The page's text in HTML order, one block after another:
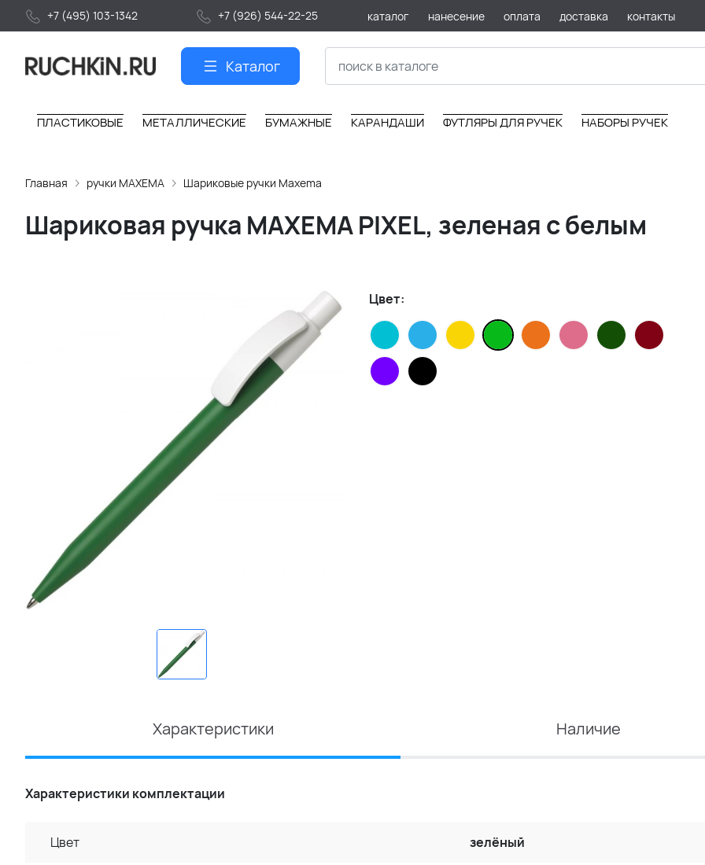
+7 (495) 103-1342 +7 (926) 544-22-25 каталог нанесение оплата доставка контакты
Каталог
ПЛАСТИКОВЫЕ МЕТАЛЛИЧЕСКИЕ БУМАЖНЫЕ КАРАНДАШИ ФУТЛЯРЫ ДЛЯ РУЧЕК НАБОРЫ РУЧЕК
Главная ручки MAXEMA Шариковые ручки Maxema
Шариковая ручка MAXEMA PIXEL, зеленая с белым
Цвет:
Характеристики Наличие
Характеристики комплектации
Цвет зелёный